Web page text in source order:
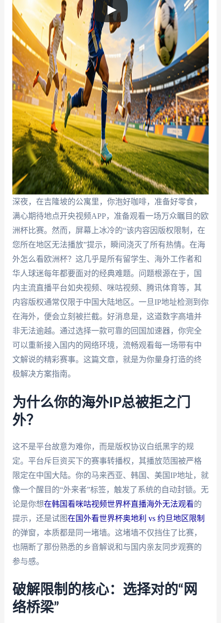
深夜，在吉隆坡的公寓里，你泡好咖啡，准备好零食，
满心期待地点开央视频APP，准备观看一场万众瞩目的欧
洲杯比赛。然而，屏幕上冰冷的“该内容因版权限制，在
您所在地区无法播放”提示，瞬间浇灭了所有热情。在海
外怎么看欧洲杯？这几乎是所有留学生、海外工作者和
华人球迷每年都要面对的经典难题。问题根源在于，国
内主流直播平台如央视频、咪咕视频、腾讯体育等，其
内容版权通常仅限于中国大陆地区。一旦IP地址检测到你
在海外，便会立刻被拦截。好消息是，这道数字高墙并
非无法逾越。通过选择一款可靠的回国加速器，你完全
可以重新接入国内的网络环境，流畅观看每一场带有中
文解说的精彩赛事。这篇文章，就是为你量身打造的终
极解决方案指南。
为什么你的海外IP总被拒之门
外？
这不是平台故意为难你，而是版权协议白纸黑字的规
定。平台斥巨资买下的赛事转播权，其播放范围被严格
限定在中国大陆。你的马来西亚、韩国、美国IP地址，就
像一个醒目的“外来者”标签，触发了系统的自动封锁。无
论是你想在韩国看咪咕视频世界杯直播海外无法观看的
提示，还是试图在国外看世界杯奥地利 vs 约旦地区限制
的弹窗，本质都是同一堵墙。这堵墙不仅挡住了比赛，
也隔断了那份熟悉的乡音解说和与国内亲友同步观赛的
参与感。
破解限制的核心：选择对的“网
络桥梁”